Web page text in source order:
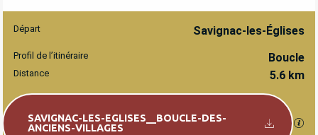
INFORMATIONS PRATIQUES
Départ Savignac-les-Églises
Profil de l’itinéraire Boucle
Distance 5.6 km
Documentation
SAVIGNAC-LES-EGLISES__BOUCLE-DES-
ANCIENS-VILLAGES